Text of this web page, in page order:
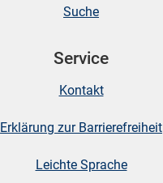
Suche
Service
Kontakt
Erklärung zur Barrierefreiheit
Leichte Sprache